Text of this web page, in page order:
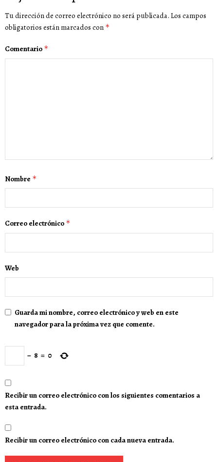
Tu dirección de correo electrónico no será publicada. Los campos
obligatorios están marcados con *
Comentario *
Nombre *
Correo electrónico *
Web
Guarda mi nombre, correo electrónico y web en este
navegador para la próxima vez que comente.
− 8 = 0
Recibir un correo electrónico con los siguientes comentarios a
esta entrada.
Recibir un correo electrónico con cada nueva entrada.